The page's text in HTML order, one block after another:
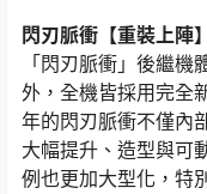
閃刃脈衝【重裝上陣】
「閃刃脈衝」後繼
外，全機皆採用完全
年的閃刃脈衝不僅內
大幅提升、造型與可
例也更加大型化，特